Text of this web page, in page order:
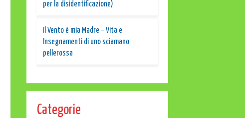
per la disidentificazione)
Il Vento è mia Madre – Vita e
Insegnamenti di uno sciamano
pellerossa
Categorie